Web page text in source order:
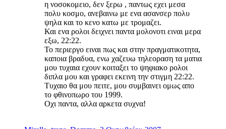
η νοσοκομειο, δεν ξερω , παντως εχει μεσα
πολυ κοσμο, ανεβαινω με ενα ασανσερ πολυ
ψηλα και το κενο κατω με τρομαζει.
Και ενα ρολοι δειχνει παντα μολονοτι ειναι μερα
εξω, 22:22.
Το περιεργο ειναι πως και στην πραγματικοτητα,
καποια βραδυα, ενω χαζευω τηλεοραση τα ματια
μου τυχαια εχουν κοιταξει το ψηφιακο ρολοι
διπλα μου και γραφει εκεινη την στιγμη 22:22.
Τυχαιο θα μου πειτε, μου συμβαινει ομως απο
το φθινοπωρο του 1999.
Οχι παντα, αλλα αρκετα συχνα!